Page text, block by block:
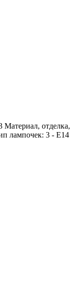
отделка,
лампочек: 3 - E14